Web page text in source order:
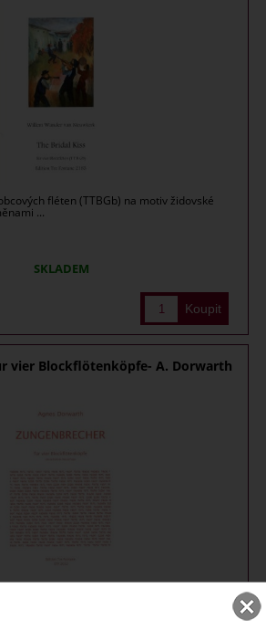
fléten (TTBGb) na motiv židovské
...
SKLADEM
vier Blockflötenköpfe- A. Dorwarth